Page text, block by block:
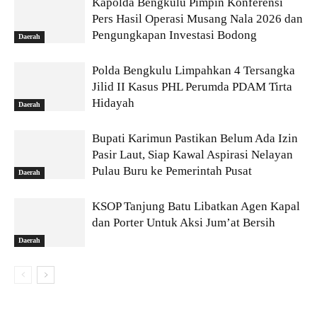
Daerah
Pers Hasil Operasi Musang Nala 2026 dan
Pengungkapan Investasi Bodong
Daerah
Polda Bengkulu Limpahkan 4 Tersangka
Jilid II Kasus PHL Perumda PDAM Tirta
Hidayah
Daerah
Bupati Karimun Pastikan Belum Ada Izin
Pasir Laut, Siap Kawal Aspirasi Nelayan
Pulau Buru ke Pemerintah Pusat
Daerah
KSOP Tanjung Batu Libatkan Agen Kapal
dan Porter Untuk Aksi Jum’at Bersih